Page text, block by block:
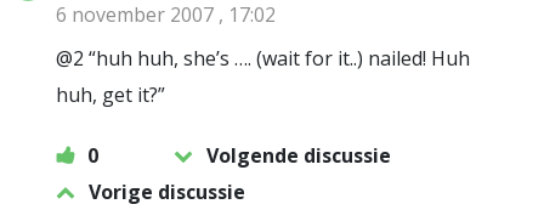
6 november 2007 , 17:02
@2 “huh huh, she’s …. (wait for it..) nailed! Huh
huh, get it?”
0
Volgende discussie
Vorige discussie